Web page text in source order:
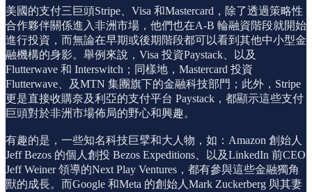
美國的支付三巨頭Stripe、Visa 和Mastercard，除了透過策略性
合作夥伴關係進入非洲市場，他們也在A-B 輪融資階段就開始
進行投資，而無論在早期或後期階段都可以看到其他中小型金
融機構的身影。舉例來說，Visa 投資Paystack、以及
Flutterwave 和 Interswitch；同樣地，Mastercard 投資
Flutterwave、及MTN 集團旗下的金融科技部門；此外，Stripe
更是直接收購奈及利亞的支付平台 Paystack，都顯示這些支付
巨頭對於非洲市場佈局的野心和興趣。
有趣的是，一些知名科技巨擘和大人物，如：Amazon 創始人
Jeff Bezos 的個人創投 Bezos Expeditions、以及LinkedIn 前CEO
Jeff Weiner 領導的Next Play Ventures，都有參與這些金融獨角
獸的成長。而Google 和Meta 的創始人Mark Zuckerberg 與其妻